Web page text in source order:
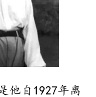
他自1927年离